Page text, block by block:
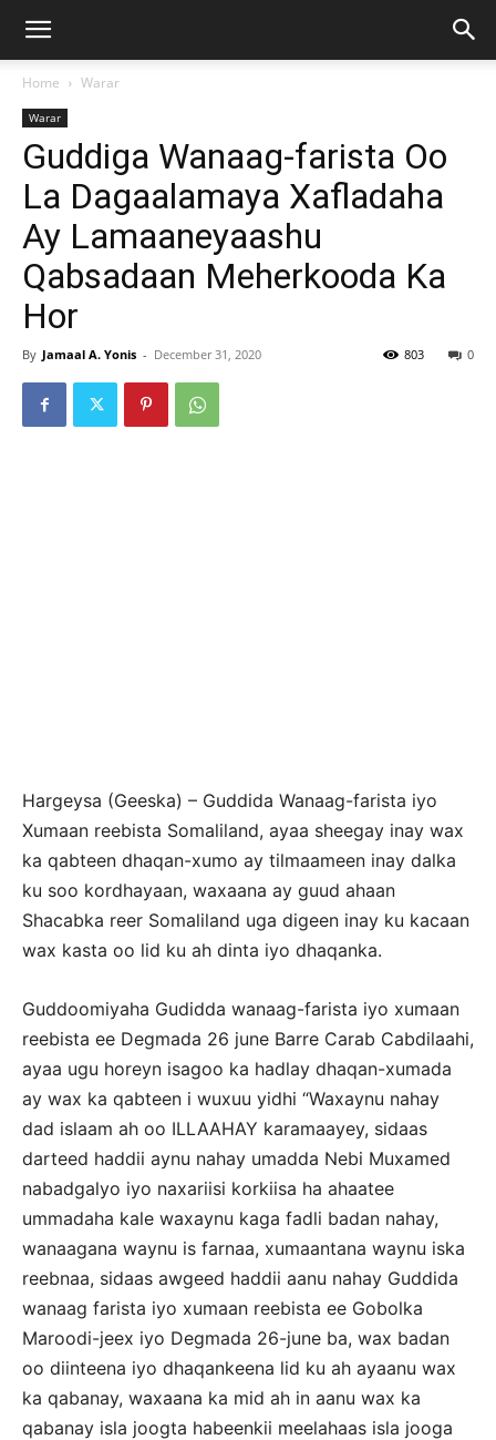
Home Warar
Warar
Guddiga Wanaag-farista Oo
La Dagaalamaya Xafladaha
Ay Lamaaneyaashu
Qabsadaan Meherkooda Ka
Hor
By Jamaal A. Yonis - December 31, 2020 0
803
Hargeysa (Geeska) – Guddida Wanaag-farista iyo
Xumaan reebista Somaliland, ayaa sheegay inay wax
ka qabteen dhaqan-xumo ay tilmaameen inay dalka
ku soo kordhayaan, waxaana ay guud ahaan
Shacabka reer Somaliland uga digeen inay ku kacaan
wax kasta oo lid ku ah dinta iyo dhaqanka.
Guddoomiyaha Gudidda wanaag-farista iyo xumaan
reebista ee Degmada 26 june Barre Carab Cabdilaahi,
ayaa ugu horeyn isagoo ka hadlay dhaqan-xumada
ay wax ka qabteen i wuxuu yidhi “Waxaynu nahay
dad islaam ah oo ILLAAHAY karamaayey, sidaas
darteed haddii aynu nahay umadda Nebi Muxamed
nabadgalyo iyo naxariisi korkiisa ha ahaatee
ummadaha kale waxaynu kaga fadli badan nahay,
wanaagana waynu is farnaa, xumaantana waynu iska
reebnaa, sidaas awgeed haddii aanu nahay Guddida
wanaag farista iyo xumaan reebista ee Gobolka
Maroodi-jeex iyo Degmada 26-june ba, wax badan
oo diinteena iyo dhaqankeena lid ku ah ayaanu wax
ka qabanay, waxaana ka mid ah in aanu wax ka
qabanay isla joogta habeenkii meelahaas isla jooga